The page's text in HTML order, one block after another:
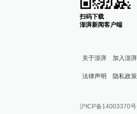
扫码下载
澎湃新闻客户端
关于澎湃 加入澎湃
法律声明 隐私政策
澎湃
报料邮箱:
沪ICP备14003370号